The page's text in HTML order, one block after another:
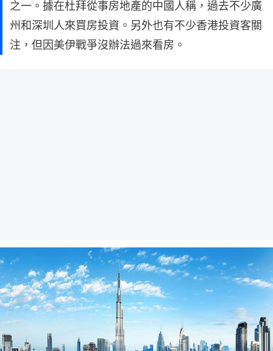
之一。據在杜拜從事房地產的中國人稱，過去不少廣
州和深圳人來買房投資。另外也有不少香港投資客關
注，但因美伊戰爭沒辦法過來看房。